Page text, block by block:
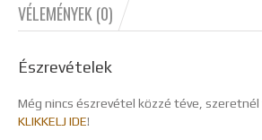
VÉLEMÉNYEK (0)
Észrevételek
Még nincs észrevétel közzé téve, szeretnél
KLIKKELJ IDE!